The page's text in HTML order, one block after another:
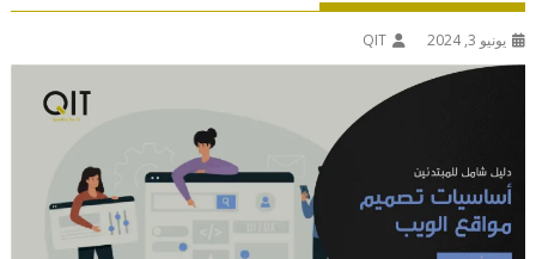
يونيو 3, 2024 QIT